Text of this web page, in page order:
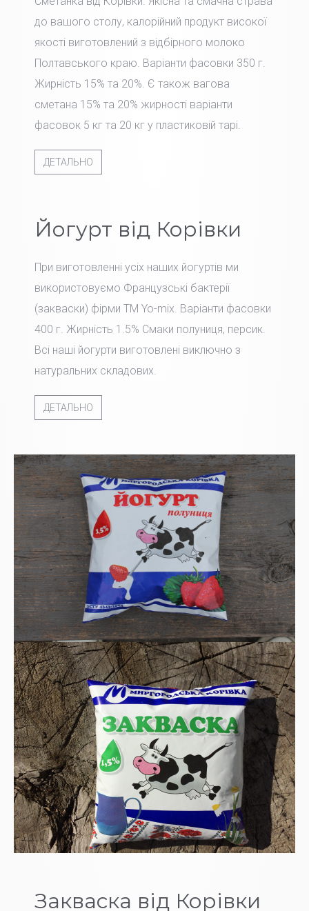
до вашого столу, калорійний продукт високої
якості виготовлений з відбірного молоко
Полтавського краю. Варіанти фасовки 350 г.
Жирність 15% та 20%. Є також вагова
сметана 15% та 20% жирності варіанти
фасовок 5 кг та 20 кг у пластиковій тарі.
ДЕТАЛЬНО
Йогурт від Корівки
При виготовленні усіх наших йогуртів ми
використовуємо Французські бактерії
(закваски) фірми TM Yo-mix. Варіанти фасовки
400 г. Жирність 1.5% Смаки полуниця, персик.
Всі наші йогурти виготовлені виключно з
натуральних складових.
ДЕТАЛЬНО
Закваска від Корівки